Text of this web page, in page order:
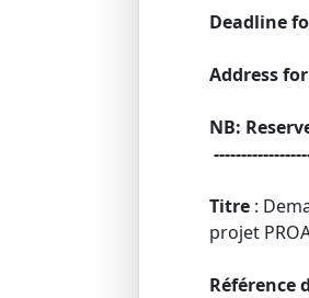
Deadline
Address
NB:
Titre :
projet
Référence